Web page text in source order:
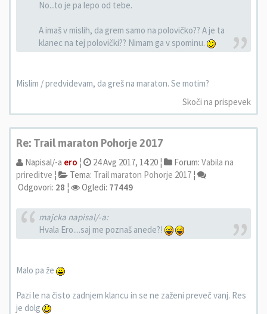
No...to je pa lepo od tebe.
A imaš v mislih, da grem samo na polovičko?? A je ta
klanec na tej polovički?? Nimam ga v spominu.
Mislim / predvidevam, da greš na maraton. Se motim?
Skoči na prispevek
Re: Trail maraton Pohorje 2017
Napisal/-a ero ¦ 24 Avg 2017, 14:20 ¦ Forum: Vabila na
prireditve ¦ Tema: Trail maraton Pohorje 2017 ¦
Odgovori: 28 ¦ Ogledi: 77449
majcka napisal/-a:
Hvala Ero....saj me poznaš anede?!
Malo pa že
Pazi le na čisto zadnjem klancu in se ne zaženi preveč vanj. Res
je dolg